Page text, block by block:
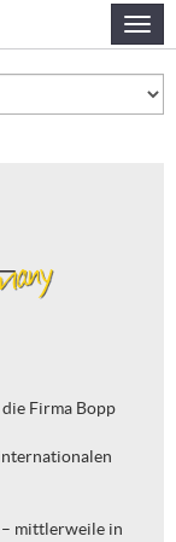
Firma Bopp
mittlerweile in